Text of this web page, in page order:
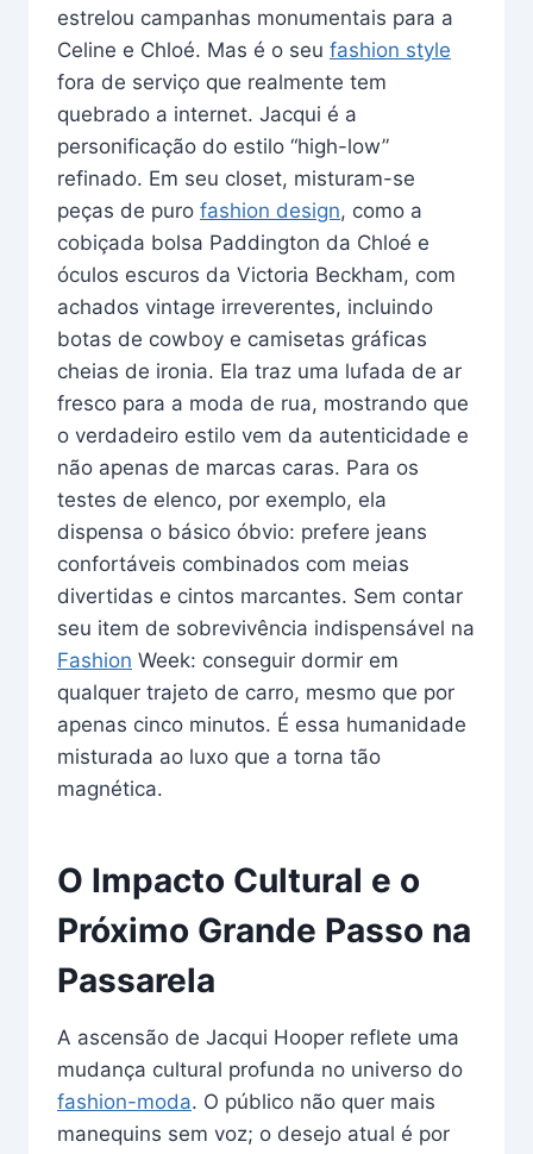
estrelou campanhas monumentais para a
Celine e Chloé. Mas é o seu fashion style
fora de serviço que realmente tem
quebrado a internet. Jacqui é a
personificação do estilo “high-low”
refinado. Em seu closet, misturam-se
peças de puro fashion design, como a
cobiçada bolsa Paddington da Chloé e
óculos escuros da Victoria Beckham, com
achados vintage irreverentes, incluindo
botas de cowboy e camisetas gráficas
cheias de ironia. Ela traz uma lufada de ar
fresco para a moda de rua, mostrando que
o verdadeiro estilo vem da autenticidade e
não apenas de marcas caras. Para os
testes de elenco, por exemplo, ela
dispensa o básico óbvio: prefere jeans
confortáveis combinados com meias
divertidas e cintos marcantes. Sem contar
seu item de sobrevivência indispensável na
Fashion Week: conseguir dormir em
qualquer trajeto de carro, mesmo que por
apenas cinco minutos. É essa humanidade
misturada ao luxo que a torna tão
magnética.
O Impacto Cultural e o
Próximo Grande Passo na
Passarela
A ascensão de Jacqui Hooper reflete uma
mudança cultural profunda no universo do
fashion-moda. O público não quer mais
manequins sem voz; o desejo atual é por